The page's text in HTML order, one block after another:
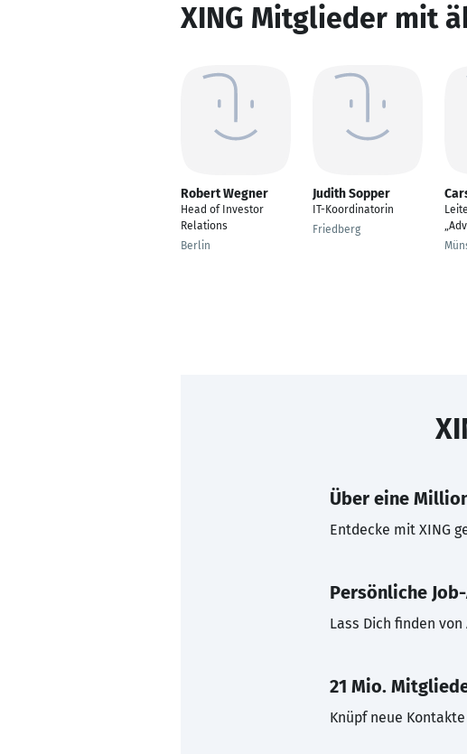
XING Mitglieder mit
Robert Wegner
Head of Investor
Relations
Berlin
Judith Sopper
IT-Koordinatorin
Friedberg
Über eine
Entdecke mit XING
Persönliche
Lass Dich finden
21 Mio.
Knüpf neue